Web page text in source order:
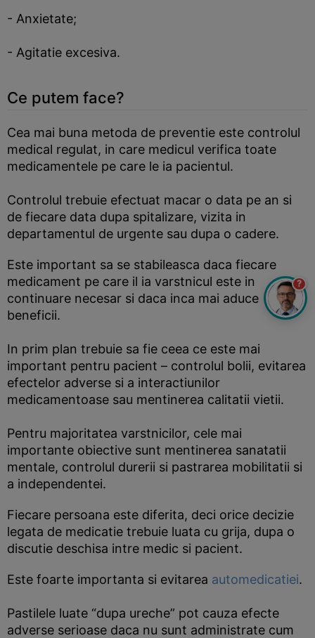
- Anxietate;
- Agitatie excesiva.
Ce putem face?
Cea mai buna metoda de preventie este controlul
medical regulat, in care medicul verifica toate
medicamentele pe care le ia pacientul.
Controlul trebuie efectuat macar o data pe an si
de fiecare data dupa spitalizare, vizita in
departamentul de urgente sau dupa o cadere.
Este important sa se stabileasca daca fiecare
medicament pe care il ia varstnicul este in
continuare necesar si daca inca mai aduce
beneficii.
In prim plan trebuie sa fie ceea ce este mai
important pentru pacient – controlul bolii, evitarea
efectelor adverse si a interactiunilor
medicamentoase sau mentinerea calitatii vietii.
Pentru majoritatea varstnicilor, cele mai
importante obiective sunt mentinerea sanatatii
mentale, controlul durerii si pastrarea mobilitatii si
a independentei.
Fiecare persoana este diferita, deci orice decizie
legata de medicatie trebuie luata cu grija, dupa o
discutie deschisa intre medic si pacient.
Este foarte importanta si evitarea automedicatiei.
Pastilele luate “dupa ureche” pot cauza efecte
adverse serioase daca nu sunt administrate cum
?